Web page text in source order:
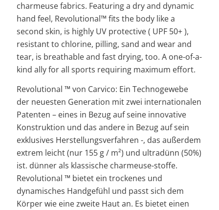
charmeuse fabrics. Featuring a dry and dynamic
hand feel, Revolutional™ fits the body like a
second skin, is highly UV protective ( UPF 50+ ),
resistant to chlorine, pilling, sand and wear and
tear, is breathable and fast drying, too. A one-of-a-
kind ally for all sports requiring maximum effort.
Revolutional ™ von Carvico: Ein Technogewebe
der neuesten Generation mit zwei internationalen
Patenten – eines in Bezug auf seine innovative
Konstruktion und das andere in Bezug auf sein
exklusives Herstellungsverfahren -, das außerdem
extrem leicht (nur 155 g / m²) und ultradünn (50%)
ist. dünner als klassische charmeuse-stoffe.
Revolutional ™ bietet ein trockenes und
dynamisches Handgefühl und passt sich dem
Körper wie eine zweite Haut an. Es bietet einen